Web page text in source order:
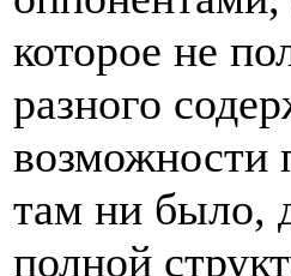
которое не
разного
возможности
там ни было,
полной